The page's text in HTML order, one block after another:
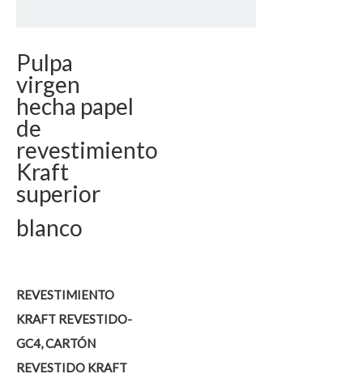
Pulpa
virgen
hecha papel
de
revestimiento
Kraft
superior
blanco
REVESTIMIENTO
KRAFT REVESTIDO-
GC4, CARTÓN
REVESTIDO KRAFT